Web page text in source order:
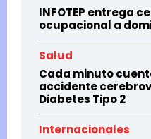
INFOTEP entrega
ocupacional a
Salud
Cada minuto
accidente
Diabetes Tipo 2
Internacionales